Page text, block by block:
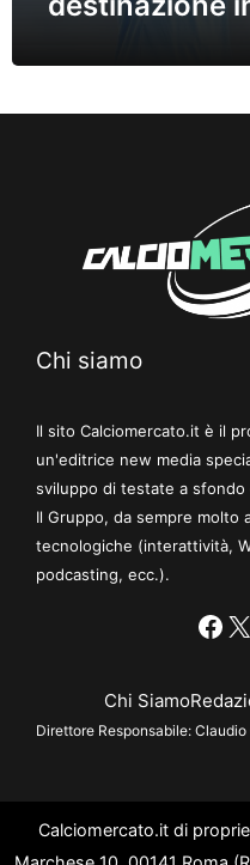
Chi siamo
Il sito Calciomercato.it è il
un'editrice new media
sviluppo di testate a
Il Gruppo, da sempre molto
tecnologiche (interattività,
podcasting, ecc.).
X
Chi Siamo
Direttore Responsabile: Claudio
Calciomercato.it di